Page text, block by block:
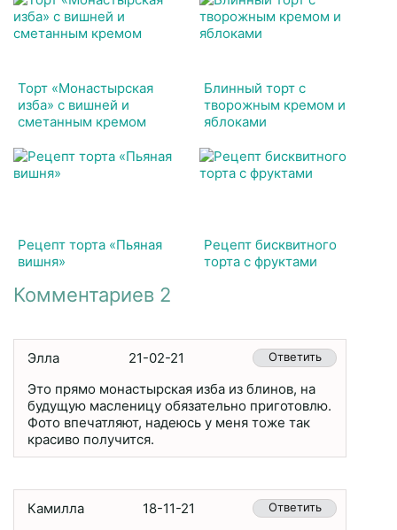
Торт «Монастырская
изба» с вишней и
сметанным кремом
Блинный торт с
творожным кремом и
яблоками
Рецепт торта «Пьяная
вишня»
Рецепт бисквитного
торта с фруктами
Комментариев 2
Элла 21-02-21 Ответить
Это прямо монастырская изба из блинов, на
будущую масленицу обязательно приготовлю.
Фото впечатляют, надеюсь у меня тоже так
красиво получится.
Камилла 18-11-21 Ответить